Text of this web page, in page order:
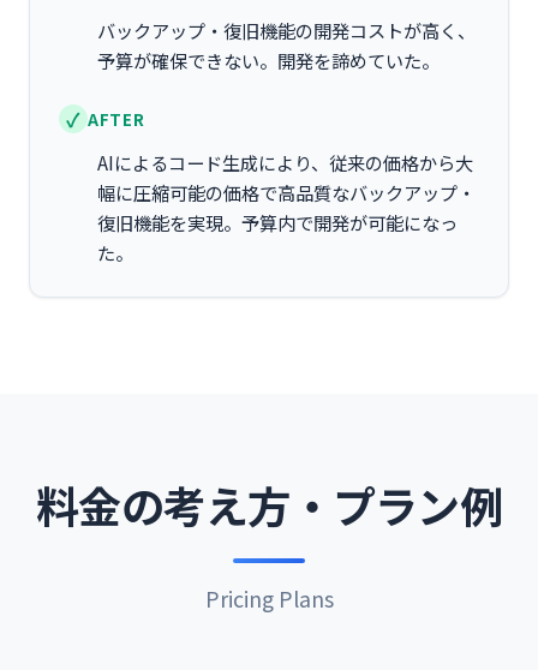
バックアップ・復旧機能の開発コストが高く、
予算が確保できない。開発を諦めていた。
AFTER
AIによるコード生成により、従来の価格から大
幅に圧縮可能の価格で高品質なバックアップ・
復旧機能を実現。予算内で開発が可能になっ
た。
料金の考え方・プラン例
Pricing Plans